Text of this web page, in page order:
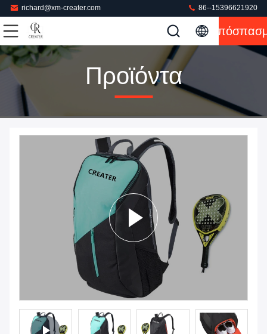
richard@xm-creater.com 86--15396621920
Προϊόντα